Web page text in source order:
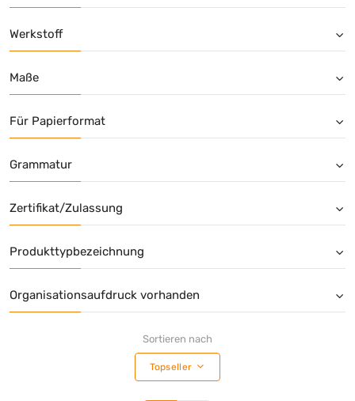
Werkstoff
Maße
Für Papierformat
Grammatur
Zertifikat/Zulassung
Produkttypbezeichnung
Organisationsaufdruck vorhanden
Sortieren nach
Topseller